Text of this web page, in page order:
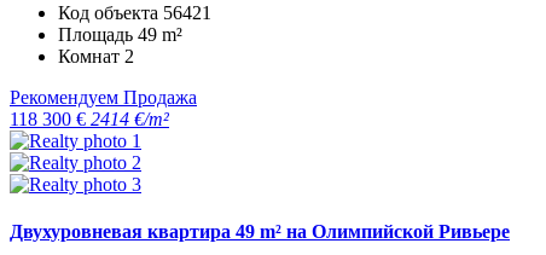
Код объекта 56421
Площадь 49 m²
Комнат 2
Рекомендуем Продажа
118 300 € 2414 €/m²
Двухуровневая квартира 49 m² на Олимпийской Ривьере